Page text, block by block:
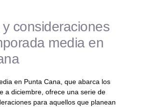
consideraciones
media en
en Punta Cana, que abarca los
a diciembre, ofrece una serie de
para aquellos que planean